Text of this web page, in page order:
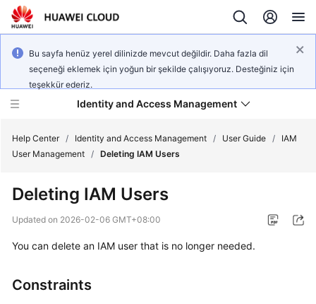
Bu sayfa henüz yerel dilinizde mevcut değildir. Daha fazla dil
seçeneği eklemek için yoğun bir şekilde çalışıyoruz. Desteğiniz için
teşekkür ederiz.
Identity and Access Management
What's
Overview
Help Center / Identity and Access Management / User Guide /
IAM
User Management / Deleting IAM Users
Deleting IAM Users
Updated on 2026-02-06 GMT+08:00
You can delete an IAM user that is no longer needed.
Constraints